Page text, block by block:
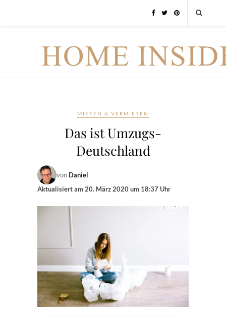
MIETEN & VERMIETEN
Das ist Umzugs-
Deutschland
von Daniel
Aktualisiert am20. März 2020 um 18:37 Uhr